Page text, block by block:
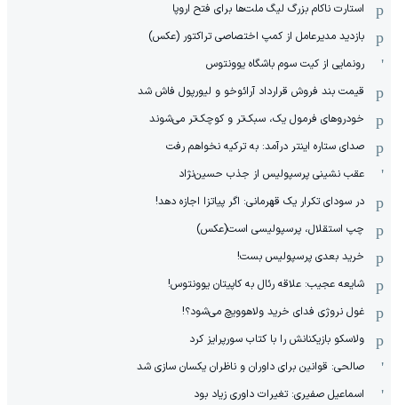
استارت ناکام بزرگ لیگ ملت‌ها برای فتح اروپا
بازدید مدیرعامل از کمپ اختصاصی تراکتور (عکس)
رونمایی از کیت سوم باشگاه یوونتوس
قیمت بند فروش قرارداد آرائوخو و لیورپول فاش شد
خودروهای فرمول یک، سبک‌تر و کوچک‌تر می‌شوند
صدای ستاره اینتر درآمد: به ترکیه نخواهم رفت
عقب نشینی پرسپولیس از جذب حسین‌نژاد
در سودای تکرار یک قهرمانی: اگر پیاتزا اجازه دهد!
چپ استقلال، پرسپولیسی است(عکس)
خرید بعدی پرسپولیس بست!
شایعه عجیب: علاقه رئال به کاپیتان یوونتوس!
غول نروژی فدای خرید ولاهوویچ می‌شود؟!
ولاسکو بازیکنانش را با کتاب سورپرایز کرد
صالحی: قوانین برای داوران و ناظران یکسان سازی شد
اسماعیل صفیری: تغیرات داوری زیاد بود